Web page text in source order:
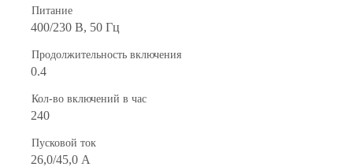
Питание
400/230 В, 50 Гц
Продолжительность включения
0.4
Кол-во включений в час
240
Пусковой ток
26,0/45,0 А